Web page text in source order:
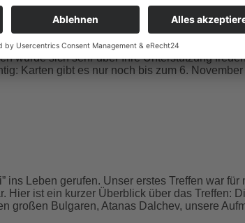
organisierten
würde sich sehr über Ihre Unterstützung
Karten gibt es nur noch bis zum 6.
Leben gerufen. Unser erstes Treffen war
ist ein kurzer Überblick über das Treffen:
großen Bulgaren, Atanas Dalchev, unsere